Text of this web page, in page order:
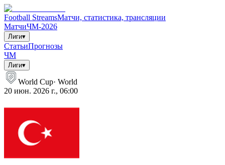
Football StreamsМатчи, статистика, трансляции
МатчиЧМ-2026
Лиги▾
СтатьиПрогнозы
ЧМ
Лиги▾
World Cup· World
20 июн. 2026 г., 06:00